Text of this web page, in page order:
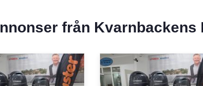
från Kvarnbackens